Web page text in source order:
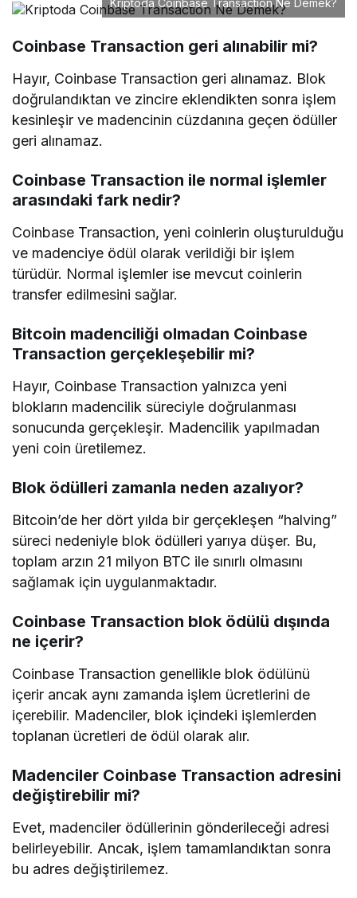
Kriptoda Coinbase Transaction Ne Demek?
Coinbase Transaction geri alınabilir mi?
Hayır, Coinbase Transaction geri alınamaz. Blok
doğrulandıktan ve zincire eklendikten sonra işlem
kesinleşir ve madencinin cüzdanına geçen ödüller
geri alınamaz.
Coinbase Transaction ile normal işlemler
arasındaki fark nedir?
Coinbase Transaction, yeni coinlerin oluşturulduğu
ve madenciye ödül olarak verildiği bir işlem
türüdür. Normal işlemler ise mevcut coinlerin
transfer edilmesini sağlar.
Bitcoin madenciliği olmadan Coinbase
Transaction gerçekleşebilir mi?
Hayır, Coinbase Transaction yalnızca yeni
blokların madencilik süreciyle doğrulanması
sonucunda gerçekleşir. Madencilik yapılmadan
yeni coin üretilemez.
Blok ödülleri zamanla neden azalıyor?
Bitcoin’de her dört yılda bir gerçekleşen “halving”
süreci nedeniyle blok ödülleri yarıya düşer. Bu,
toplam arzın 21 milyon BTC ile sınırlı olmasını
sağlamak için uygulanmaktadır.
Coinbase Transaction blok ödülü dışında
ne içerir?
Coinbase Transaction genellikle blok ödülünü
içerir ancak aynı zamanda işlem ücretlerini de
içerebilir. Madenciler, blok içindeki işlemlerden
toplanan ücretleri de ödül olarak alır.
Madenciler Coinbase Transaction adresini
değiştirebilir mi?
Evet, madenciler ödüllerinin gönderileceği adresi
belirleyebilir. Ancak, işlem tamamlandıktan sonra
bu adres değiştirilemez.